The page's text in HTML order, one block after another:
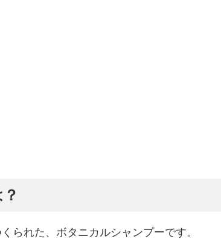
られた、ボタニカルシャンプーです。